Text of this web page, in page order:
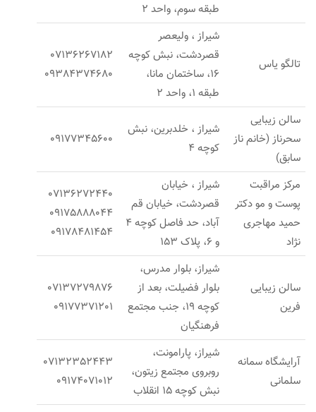
طبقه سوم، واحد 2
تالگو یاس
شیراز ، ولیعصر
قصردشت، نبش کوچه
16، ساختمان مانا،
طبقه 1، واحد 2
07136267182
09384374680
سالن زیبایی
سحرناز (خانم ناز
سابق)
شیراز ، خلدبرین، نبش
کوچه 4
09177345600​
مرکز مراقبت
پوست و مو دکتر
حمید مهاجری
نژاد
شیراز ، خیابان
قصردشت، خیابان قم
آباد، حد فاصل کوچه 4
و 6، پلاک 153
07136272440
09175888044
09178481454
سالن زیبایی
فرین
شیراز، بلوار مدرس،
بلوار فضیلت، بعد از
کوچه 19، جنب مجتمع
فرهنگیان
07137279876
09177371201
آرایشگاه سمانه
سلمانی
شیراز، پارامونت،
روبروی مجتمع زیتون،
نبش کوچه 15 انقلاب
07132352443
09174071012